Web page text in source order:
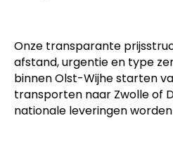
Onze transparante
afstand, urgentie en type
binnen Olst-Wijhe starten
transporten naar Zwolle of
nationale leveringen